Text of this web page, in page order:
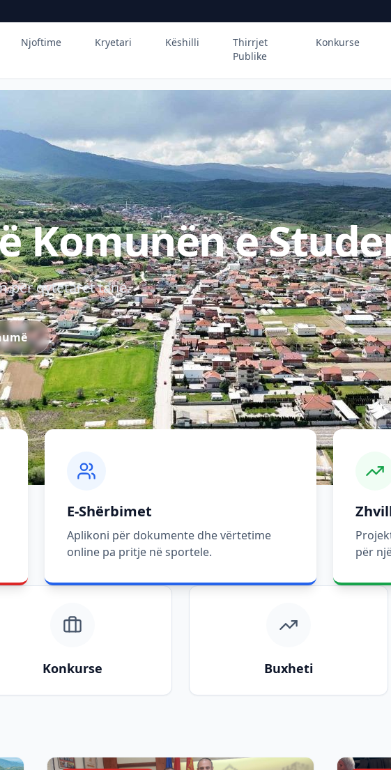
Njoftime Kryetari Këshilli
Thirrjet
Publike
Konkurse
Komunën e
për qytetarët tanë.
E-Shërbimet
Aplikoni për dokumente dhe vërtetime
online pa pritje në sportele.
për
Konkurse Buxheti